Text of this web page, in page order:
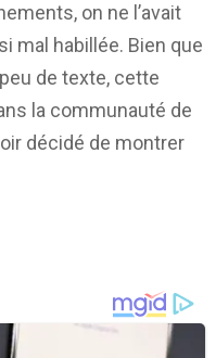
on ne l’avait
mal habillée. Bien que
de texte, cette
la communauté de
décidé de montrer